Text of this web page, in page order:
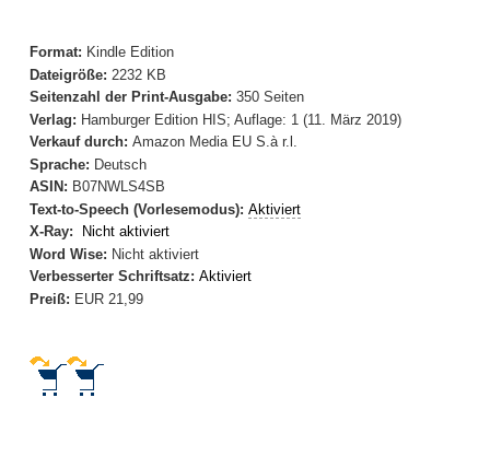
Format: Kindle Edition
Dateigröße: 2232 KB
Seitenzahl der Print-Ausgabe: 350 Seiten
Verlag: Hamburger Edition HIS; Auflage: 1 (11. März 2019)
Verkauf durch: Amazon Media EU S.à r.l.
Sprache: Deutsch
ASIN: B07NWLS4SB
Text-to-Speech (Vorlesemodus): Aktiviert
X-Ray:
Nicht aktiviert
Word Wise: Nicht aktiviert
Verbesserter Schriftsatz: Aktiviert
Preiß: EUR 21,99